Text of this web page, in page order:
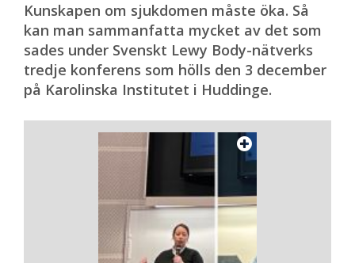
Kunskapen om sjukdomen måste öka. Så
kan man sammanfatta mycket av det som
sades under Svenskt Lewy Body-nätverks
tredje konferens som hölls den 3 december
på Karolinska Institutet i Huddinge.